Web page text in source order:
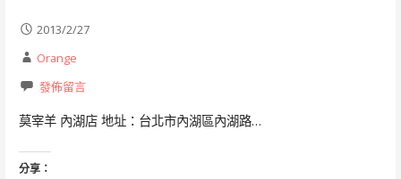
2013/2/27
Orange
發佈留言
莫宰羊 內湖店 地址：台北市內湖區內湖路…
分享：